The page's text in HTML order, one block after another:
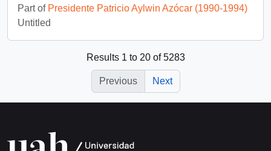
Part of Presidente Patricio Aylwin Azócar (1990-1994)
Untitled
Results 1 to 20 of 5283
Previous Next